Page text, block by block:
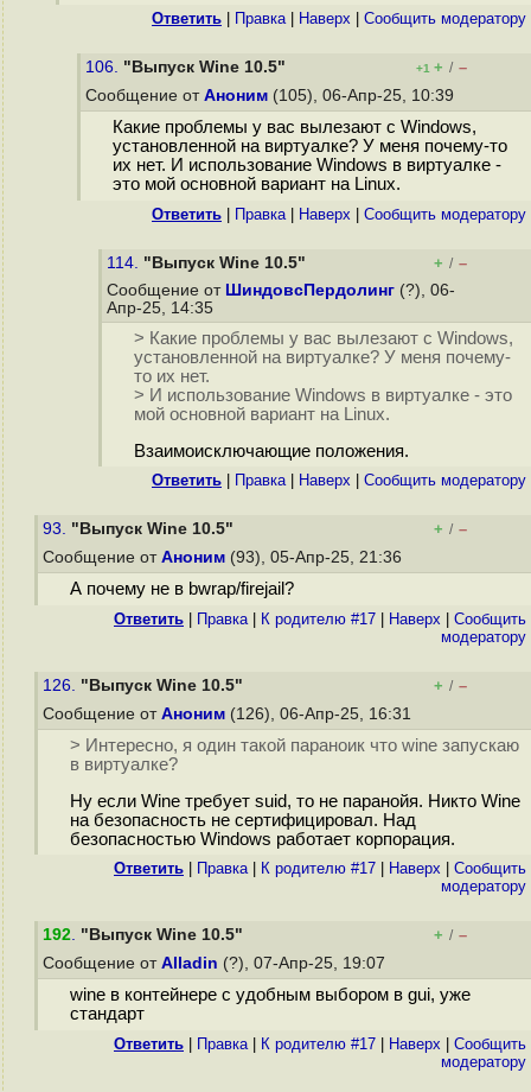
Ответить Правка| Наверх Cообщить модератору
106. "Выпуск Wine 10.5" +1 + / –
Сообщение от Аноним (105), 06-Апр-25, 10:39
Какие проблемы у вас вылезают с Windows,
установленной на виртуалке? У меня почему-то
их нет. И использование Windows в виртуалке -
это мой основной вариант на Linux.
Ответить Правка| Наверх Cообщить модератору
114. "Выпуск Wine 10.5" + / –
Сообщение от ШиндовсПердолинг (?), 06-
Апр-25, 14:35
> Какие проблемы у вас вылезают с Windows,
установленной на виртуалке? У меня почему-
то их нет.
> И использование Windows в виртуалке - это
мой основной вариант на Linux.
Взаимоисключающие положения.
Ответить Правка| Наверх Cообщить модератору
93. "Выпуск Wine 10.5" + / –
Сообщение от Аноним (93), 05-Апр-25, 21:36
А почему не в bwrap/firejail?
Ответить Правка| К родителю #17 Наверх
Cообщить
модератору
126. "Выпуск Wine 10.5" + / –
Сообщение от Аноним (126), 06-Апр-25, 16:31
> Интересно, я один такой параноик что wine запускаю
в виртуалке?
Ну если Wine требует suid, то не паранойя. Никто Wine
на безопасность не сертифицировал. Над
безопасностью Windows работает корпорация.
Ответить Правка| К родителю #17 Наверх
Cообщить
модератору
192. "Выпуск Wine 10.5" + / –
Сообщение от Alladin (?), 07-Апр-25, 19:07
wine в контейнере с удобным выбором в gui, уже
стандарт
Ответить Правка| К родителю #17 Наверх
Cообщить
модератору